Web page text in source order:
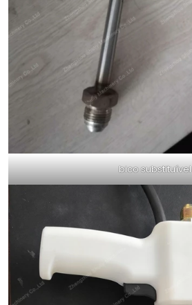
bico substituível